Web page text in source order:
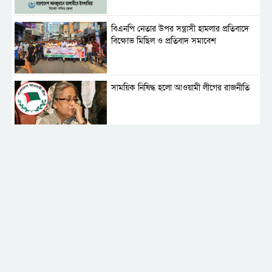
বিএনপি নেতার উপর সন্ত্রাসী হামলার প্রতিবাদে
বিক্ষোভ মিছিল ও প্রতিবাদ সমাবেশ
সাময়িক নিষিদ্ধ হলো আওয়ামী লীগের রাজনীতি